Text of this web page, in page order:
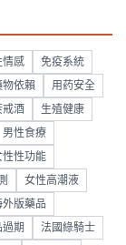
情感 免疫系統
物依賴 用药安全
戒酒 生殖健康
男性食療
性性功能
女性高潮液
外版藥品
過期 法國綠騎士